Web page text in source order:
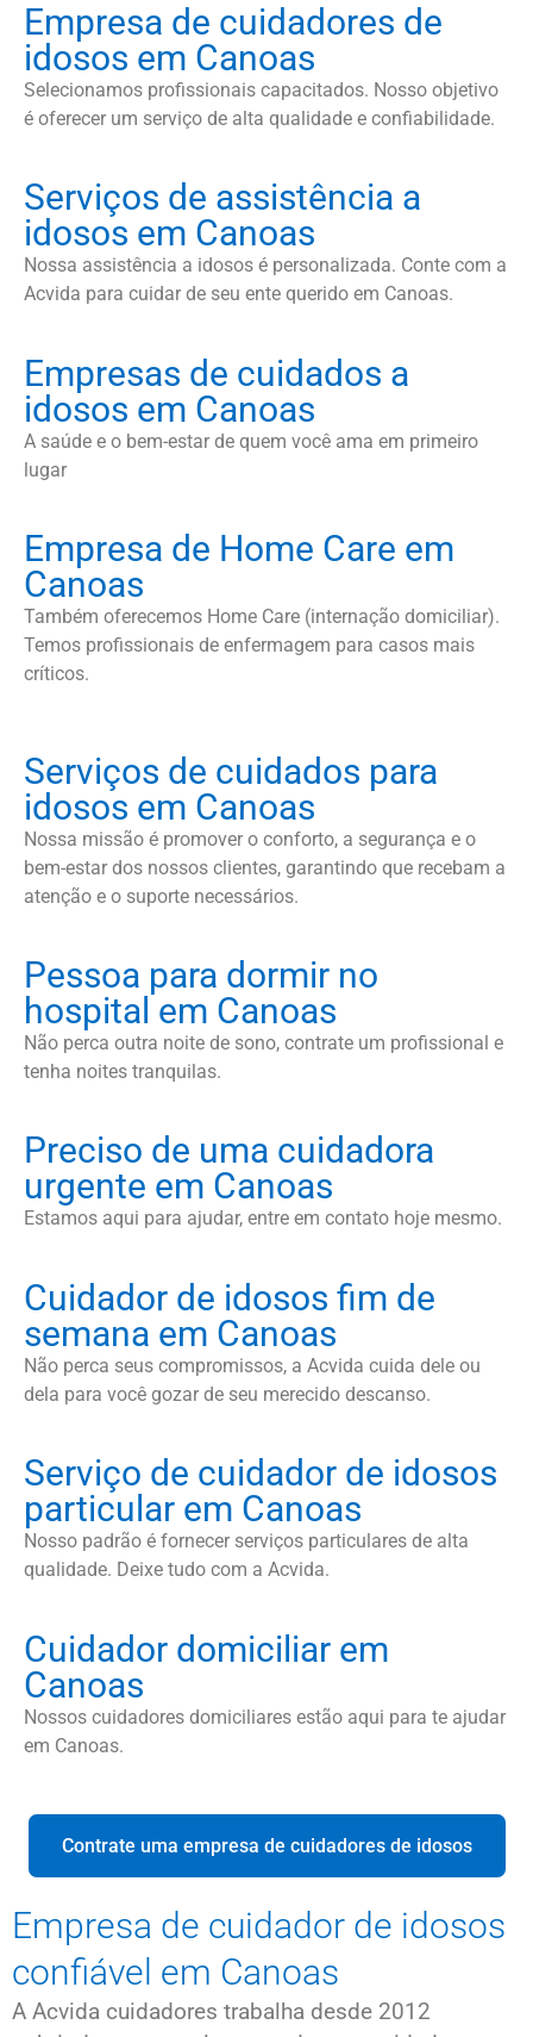
Empresa de cuidadores de
idosos em Canoas
Selecionamos profissionais capacitados. Nosso objetivo
é oferecer um serviço de alta qualidade e confiabilidade.
Serviços de assistência a
idosos em Canoas
Nossa assistência a idosos é personalizada. Conte com a
Acvida para cuidar de seu ente querido em Canoas.
Empresas de cuidados a
idosos em Canoas
A saúde e o bem-estar de quem você ama em primeiro
lugar
Empresa de Home Care em
Canoas
Também oferecemos Home Care (internação domiciliar).
Temos profissionais de enfermagem para casos mais
críticos.
Serviços de cuidados para
idosos em Canoas
Nossa missão é promover o conforto, a segurança e o
bem-estar dos nossos clientes, garantindo que recebam a
atenção e o suporte necessários.
Pessoa para dormir no
hospital em Canoas
Não perca outra noite de sono, contrate um profissional e
tenha noites tranquilas.
Preciso de uma cuidadora
urgente em Canoas
Estamos aqui para ajudar, entre em contato hoje mesmo.
Cuidador de idosos fim de
semana em Canoas
Não perca seus compromissos, a Acvida cuida dele ou
dela para você gozar de seu merecido descanso.
Serviço de cuidador de idosos
particular em Canoas
Nosso padrão é fornecer serviços particulares de alta
qualidade. Deixe tudo com a Acvida.
Cuidador domiciliar em
Canoas
Nossos cuidadores domiciliares estão aqui para te ajudar
em Canoas.
Contrate uma empresa de cuidadores de idosos
Empresa de cuidador de idosos
confiável em Canoas
A Acvida cuidadores trabalha desde 2012